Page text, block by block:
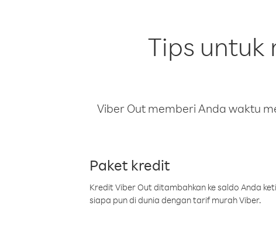
Tips untuk
Viber Out memberi Anda waktu
Paket kredit
Kredit Viber Out ditambahkan ke saldo Anda
siapa pun di dunia dengan tarif murah Viber.